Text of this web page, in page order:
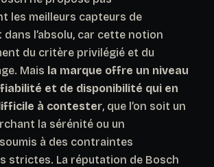
les meilleurs capteurs de
l’absolu, car cette notion
du critère privilégié et du
Mais la marque offre un niveau
et de disponibilité qui en
à contester, que l’on soit un
la sérénité ou un
à des contraintes
strictes. La réputation de Bosch